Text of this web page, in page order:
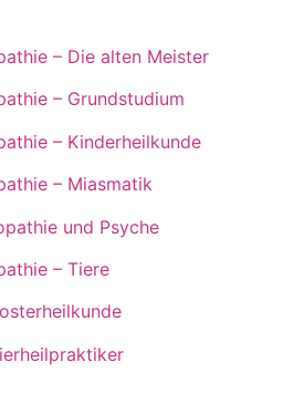
– Die alten Meister
– Grundstudium
– Kinderheilkunde
– Miasmatik
und Psyche
– Tiere